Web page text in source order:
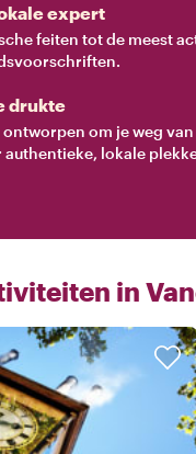
expert
feiten tot de meest
drukte
om je weg van
authentieke, lokale
in